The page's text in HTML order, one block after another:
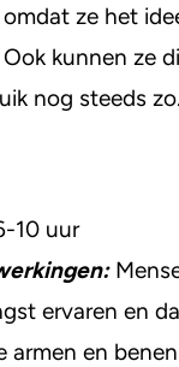
ze het
kunnen ze
nog steeds zo.
10 uur
ervaren en
armen en